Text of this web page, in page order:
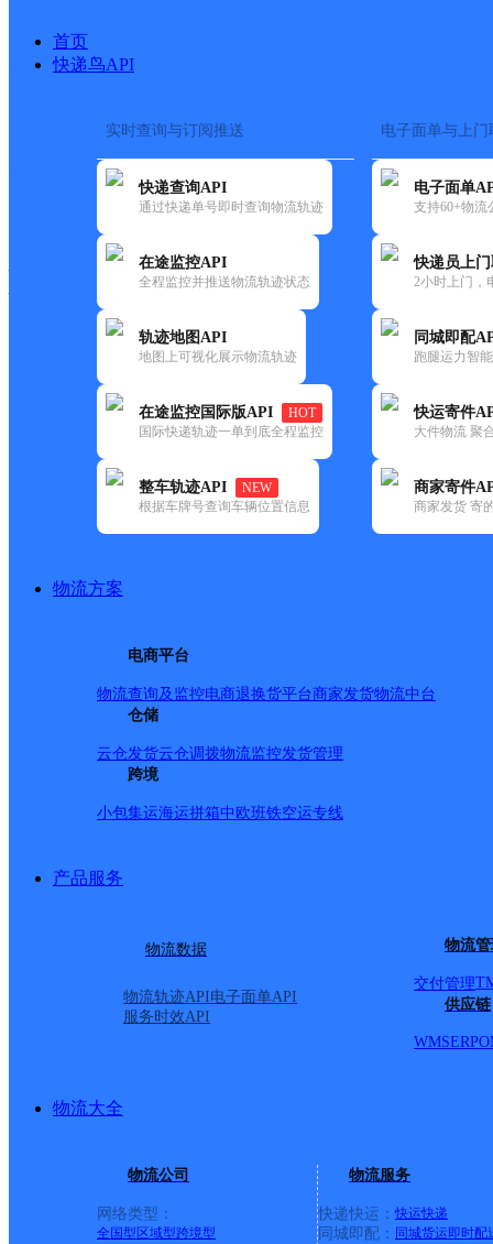
首页
快递鸟API
实时查询与订阅推送
快递查询API
通过快递单号即时查询物流轨迹
在途监控API
全程监控并推送物流轨迹状态
轨迹地图API
地图上可视化展示物流轨迹
在途监控国际版API
HOT
国际快递轨迹一单到底全程监控
整车轨迹API
NEW
根据车牌号查询车辆位置信息
电子面单与上门
电子面单
支持60+物流
快递员上
2小时上门，
同城即配
跑腿运力智
快运寄件
大件物流 聚
商家寄件
商家发货 寄
物流方案
电商平台
物流查询及监控电商退换货平台商家发货物流中台
仓储
云仓发货云仓调拨物流监控发货管理
跨境
小包集运海运拼箱中欧班铁空运专线
产品服务
物流数据
物流轨迹API电子面单API
服务时效API
物流
交付管理
供应链
WMSERP
物流大全
物流公司
网络类型：
全国型 区域型跨境型
物流服务
快递快运： 快运快递
同城即配： 同城货运即时配
快运大全 快递时效
邮政
杨公邮政支局
更新时间：2021-12-03 00:00:00
所属快递：邮政国内
所属区域：安徽省-淮南市-谢家集区
网点地址：谢家集杨公镇
网点负责人：